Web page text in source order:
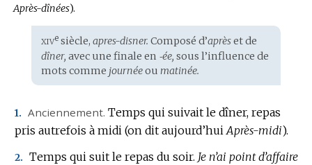
Après-dînées).
Étymologie
:
xivesiècle, apres-disner. Composé d’aprèset de
dîner, avec une finale en ‑ée, sous l’influence de
mots comme journéeou matinée.
1. Anciennement. Temps qui suivait le dîner, repas
pris autrefois à midi (on dit aujourd’hui Après-midi).
2. Temps qui suit le repas du soir. Je n’ai point d’affaire